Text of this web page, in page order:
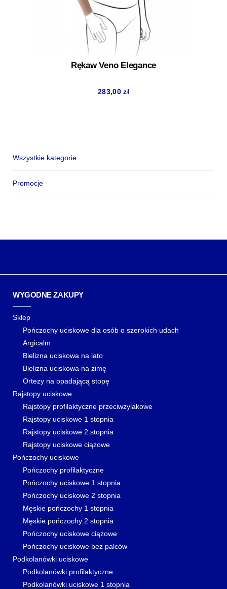
Rękaw Veno Elegance
283,00zł
Wszystkie kategorie
Promocje
WYGODNE ZAKUPY
Sklep
Pończochy uciskowe dla osób o szerokich udach
Argicalm
Bielizna uciskowa na lato
Bielizna uciskowa na zimę
Ortezy na opadającą stopę
Rajstopy uciskowe
Rajstopy profilaktyczne przeciwżylakowe
Rajstopy uciskowe 1 stopnia
Rajstopy uciskowe 2 stopnia
Rajstopy uciskowe ciążowe
Pończochy uciskowe
Pończochy profilaktyczne
Pończochy uciskowe 1 stopnia
Pończochy uciskowe 2 stopnia
Męskie pończochy 1 stopnia
Męskie pończochy 2 stopnia
Pończochy uciskowe ciążowe
Pończochy uciskowe bez palców
Podkolanówki uciskowe
Podkolanówki profilaktyczne
Podkolanówki uciskowe 1 stopnia